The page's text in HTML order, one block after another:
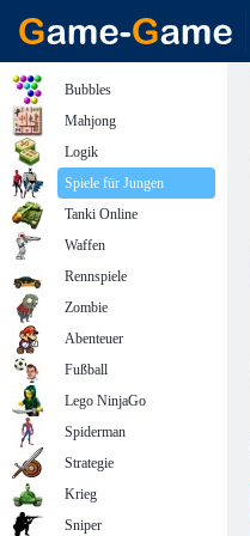
Bubbles
Mahjong
Logik
Spiele für Jungen
Tanki Online
Waffen
Rennspiele
Zombie
Abenteuer
Fußball
Lego NinjaGo
Spiderman
Strategie
Krieg
Sniper